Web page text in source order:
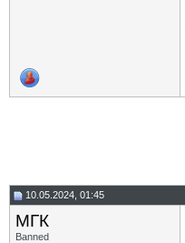
10.05.2024, 01:45
МГК
Banned